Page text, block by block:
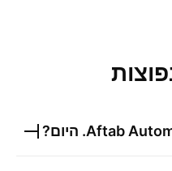
Aftab היום?